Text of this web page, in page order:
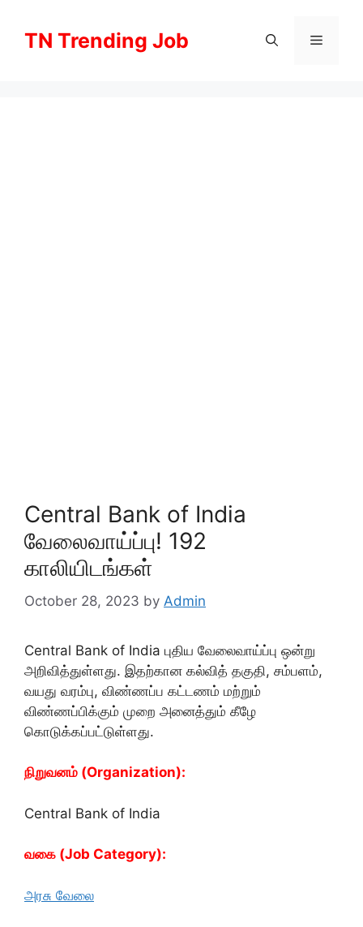
contentTN Trending Job Menu
Central Bank of India
வேலைவாய்ப்பு! 192
காலியிடங்கள்
October 28, 2023 by Admin
Central Bank of India புதிய வேலைவாய்ப்பு ஒன்று
அறிவித்துள்ளது. இதற்கான கல்வித் தகுதி, சம்பளம்,
வயது வரம்பு, விண்ணப்ப கட்டணம் மற்றும்
விண்ணப்பிக்கும் முறை அனைத்தும் கீழே
கொடுக்கப்பட்டுள்ளது.
நிறுவனம் (Organization):
Central Bank of India
வகை (Job Category):
அரசு வேலை